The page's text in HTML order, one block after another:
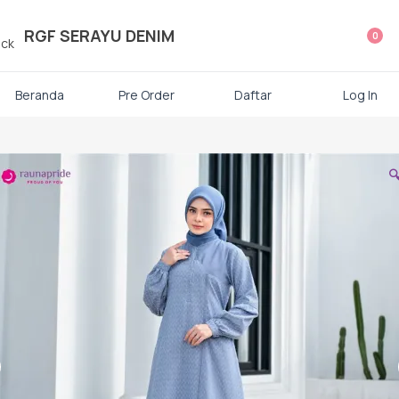
RGF SERAYU DENIM 0
Beranda Pre Order Daftar Log In
Kaos kaki
Gamis Dewasa